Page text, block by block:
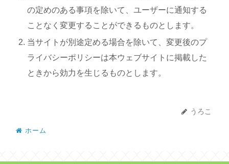
の定めのある事項を除いて、ユーザーに通知する
ことなく変更することができるものとします。
当サイトが別途定める場合を除いて、変更後のプ
ライバシーポリシーは本ウェブサイトに掲載した
ときから効力を生じるものとします。
うろこ
ホーム